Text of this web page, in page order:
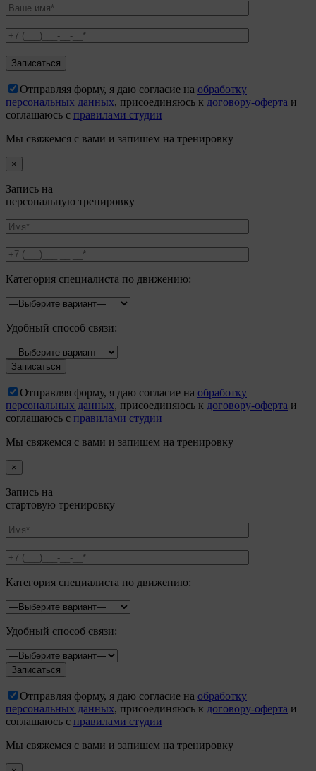
Отправляя форму, я даю согласие на обработку
персональных данных, присоединяюсь к договору-оферта и
соглашаюсь с правилами студии
Мы свяжемся с вами и запишем на тренировку
×
Запись на
персональную тренировку
Категория специалиста по движению:
Удобный способ связи:
Отправляя форму, я даю согласие на обработку
персональных данных, присоединяюсь к договору-оферта и
соглашаюсь с правилами студии
Мы свяжемся с вами и запишем на тренировку
×
Запись на
стартовую тренировку
Категория специалиста по движению:
Удобный способ связи:
Отправляя форму, я даю согласие на обработку
персональных данных, присоединяюсь к договору-оферта и
соглашаюсь с правилами студии
Мы свяжемся с вами и запишем на тренировку